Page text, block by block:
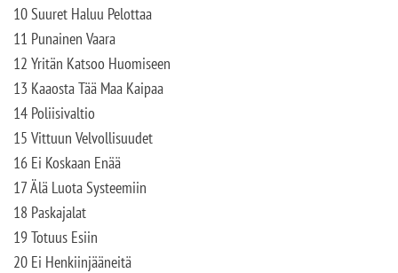
10 Suuret Haluu Pelottaa
11 Punainen Vaara
12 Yritän Katsoo Huomiseen
13 Kaaosta Tää Maa Kaipaa
14 Poliisivaltio
15 Vittuun Velvollisuudet
16 Ei Koskaan Enää
17 Älä Luota Systeemiin
18 Paskajalat
19 Totuus Esiin
20 Ei Henkiinjääneitä